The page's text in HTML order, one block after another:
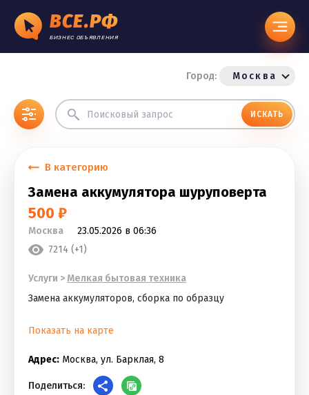
ВСЕ.РФ
БИЗНЕС ОБЪЯВЛЕНИЯ
Город: Москва
ИСКАТЬ
В категорию
Замена аккумулятора шуруповерта
500 ₽
Москва
23.05.2026 в 06:36
7214 (+1)
Услуги > Мелкая бытовая техника
Замена аккумуляторов, сборка по образцу
Показать на карте
Адрес: Москва, ул. Барклая, 8
Поделиться: